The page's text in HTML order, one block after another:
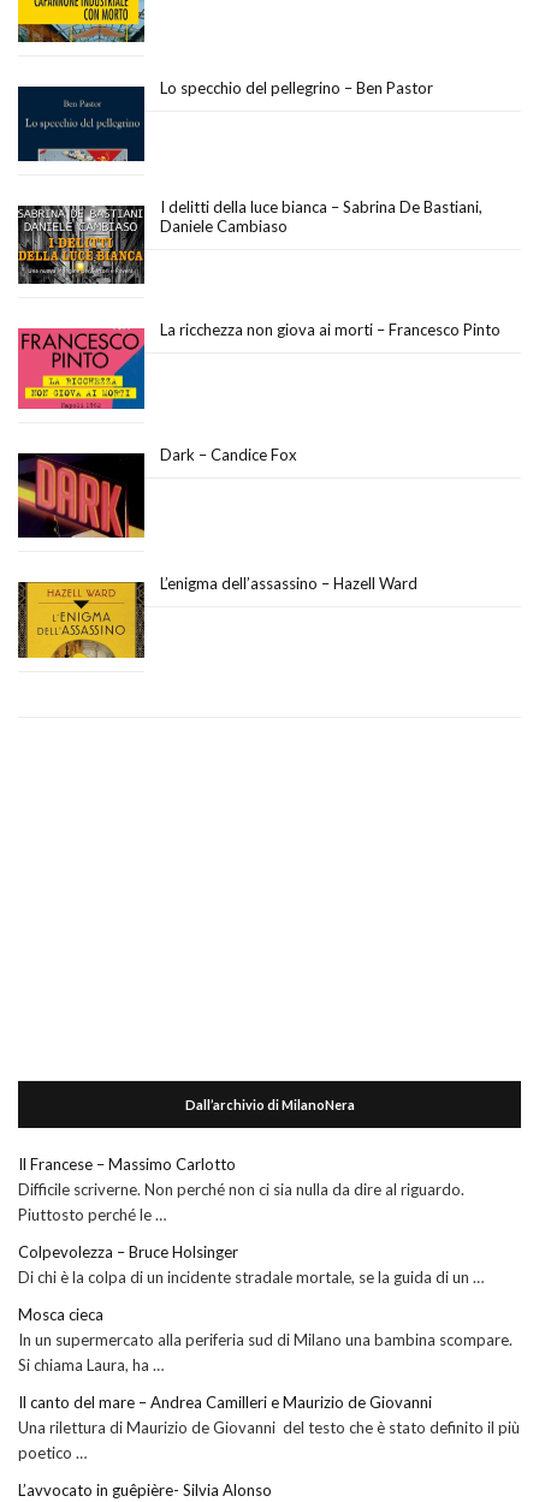
Lo specchio del pellegrino – Ben Pastor
I delitti della luce bianca – Sabrina De Bastiani,
Daniele Cambiaso
La ricchezza non giova ai morti – Francesco Pinto
Dark – Candice Fox
L’enigma dell’assassino – Hazell Ward
Dall’archivio di MilanoNera
Il Francese – Massimo Carlotto
Difficile scriverne. Non perché non ci sia nulla da dire al riguardo.
Piuttosto perché le …
Colpevolezza – Bruce Holsinger
Di chi è la colpa di un incidente stradale mortale, se la guida di un …
Mosca cieca
In un supermercato alla periferia sud di Milano una bambina scompare.
Si chiama Laura, ha …
Il canto del mare – Andrea Camilleri e Maurizio de Giovanni
Una rilettura di Maurizio de Giovanni del testo che è stato definito il più
poetico …
L’avvocato in guêpière- Silvia Alonso